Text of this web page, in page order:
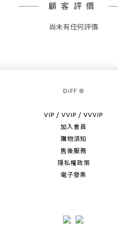
顧客評價
尚未有任何評價
DiFF ®
VIP / VVIP / VVVIP
加入會員
購物須知
售後服務
隱私權政策
電子發票